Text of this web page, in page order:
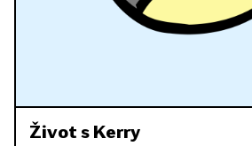
Život s Kerry